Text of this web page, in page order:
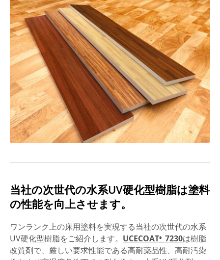
当社の次世代の水系UV硬化型樹脂は塗料
の性能を向上させます。
ワンランク上の床用塗料を実現する当社の次世代の水系
UV硬化型樹脂をご紹介します。 UCECOAT® 7230は樹脂
改質剤で、厳しい要求性能である高耐薬品性、高耐汚染